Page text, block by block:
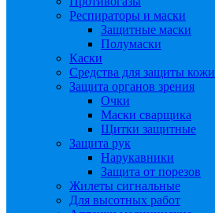
Респираторы и маски
Защитные маски
Полумаски
Каски
Средства для защиты кожи
Защита органов зрения
Очки
Маски сварщика
Щитки защитные
Защита рук
Нарукавники
Защита от порезов
Жилеты сигнальные
Для высотных работ